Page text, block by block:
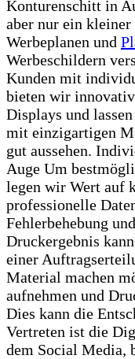
Konturenschitt in
aber nur ein
Werbeplanen und
Werbeschildern
Kunden mit
bieten wir
Displays und
mit einzigartigen
gut aussehen.
Auge Um
legen wir Wert auf
professionelle
Fehlerbehebung
Druckergebnis
einer
Material machen
aufnehmen und
Dies kann die
Vertreten ist die
dem Social Media,